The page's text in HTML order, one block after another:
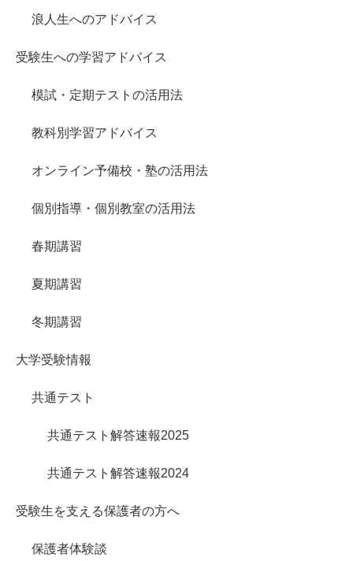
浪人生へのアドバイス
受験生への学習アドバイス
模試・定期テストの活用法
教科別学習アドバイス
オンライン予備校・塾の活用法
個別指導・個別教室の活用法
春期講習
夏期講習
冬期講習
大学受験情報
共通テスト
共通テスト解答速報2025
共通テスト解答速報2024
受験生を支える保護者の方へ
保護者体験談